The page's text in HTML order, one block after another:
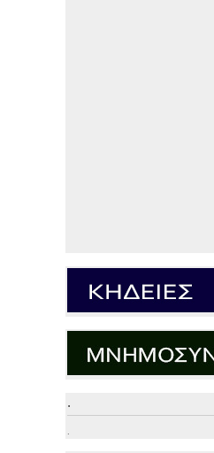
.
.